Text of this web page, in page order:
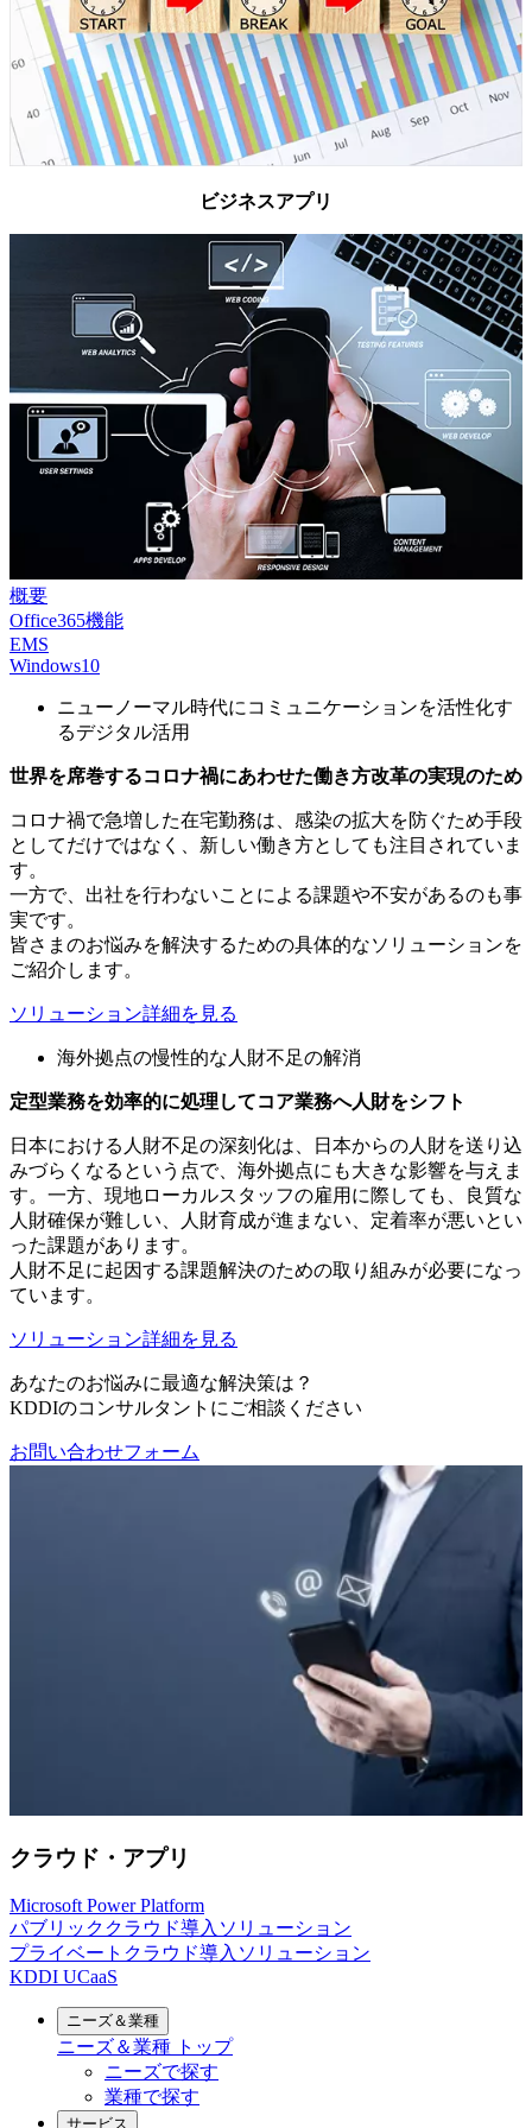
ビジネスアプリ
概要
Office365機能
EMS
Windows10
ニューノーマル時代にコミュニケーションを活性化す
るデジタル活用
世界を席巻するコロナ禍にあわせた働き方改革の実現のため
コロナ禍で急増した在宅勤務は、感染の拡大を防ぐため手段
としてだけではなく、新しい働き方としても注目されていま
す。
一方で、出社を行わないことによる課題や不安があるのも事
実です。
皆さまのお悩みを解決するための具体的なソリューションを
ご紹介します。
ソリューション詳細を見る
海外拠点の慢性的な人財不足の解消
定型業務を効率的に処理してコア業務へ人財をシフト
日本における人財不足の深刻化は、日本からの人財を送り込
みづらくなるという点で、海外拠点にも大きな影響を与えま
す。一方、現地ローカルスタッフの雇用に際しても、良質な
人財確保が難しい、人財育成が進まない、定着率が悪いとい
った課題があります。
人財不足に起因する課題解決のための取り組みが必要になっ
ています。
ソリューション詳細を見る
あなたのお悩みに最適な解決策は？
KDDIのコンサルタントにご相談ください
お問い合わせフォーム
クラウド・アプリ
Microsoft Power Platform
パブリッククラウド導入ソリューション
プライベートクラウド導入ソリューション
KDDI UCaaS
ニーズ＆業種
ニーズ＆業種 トップ
ニーズで探す
業種で探す
サービス